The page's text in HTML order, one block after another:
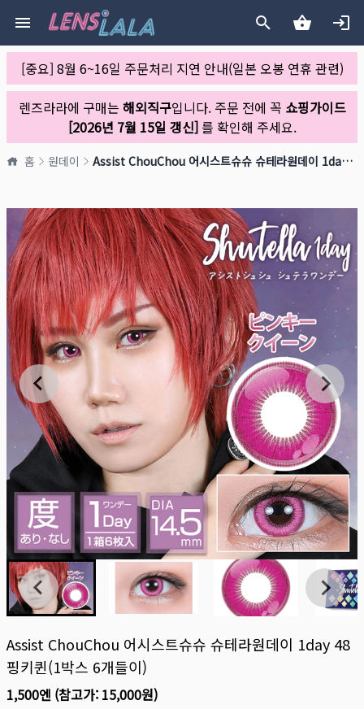
[중요] 8월 6~16일 주문처리 지연 안내(일본 오봉 연휴 관련)
렌즈라라에 구매는 해외직구입니다. 주문 전에 꼭 쇼핑가이드
[2026년 7월 15일 갱신]를 확인해 주세요.
홈 원데이 Assist ChouChou 어시스트슈슈 슈테라원데이 1day 48 핑키퀸(1박스 6개들이)
Assist ChouChou 어시스트슈슈 슈테라원데이 1day 48
핑키퀸(1박스 6개들이)
1,500엔 (참고가: 15,000원)